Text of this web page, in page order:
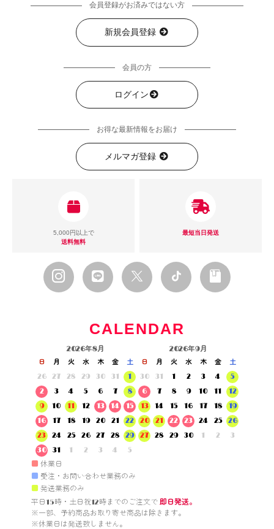
会員登録がお済みではない方
新規会員登録
会員の方
ログイン
お得な最新情報をお届け
メルマガ登録
5,000円以上で
送料無料
最短当日発送
CALENDAR
2026年8月
日 月 火 水 木 金
土
26
27 28 29 30 31
1
2
3 4 5 6 7
8
9
10 11 12 13 14
15
16
17 18 19 20 21
22
23
24 25 26 27 28
29
30
31 1 2 3 4 5
2026年9月
日 月 火 水 木 金
土
30
31 1 2 3 4
5
6
7 8 9 10 11
12
13
14 15 16 17 18
19
20
21 22 23 24 25
26
27
28 29 30 1 2 3
■ 休業日
■ 受注・お問い合わせ業務のみ
■ 発送業務のみ
平日15時・土日祝12時までのご注文で 即日発送。
※一部、予約商品お取り寄せ商品は除きます。
※休業日は発送致しません。